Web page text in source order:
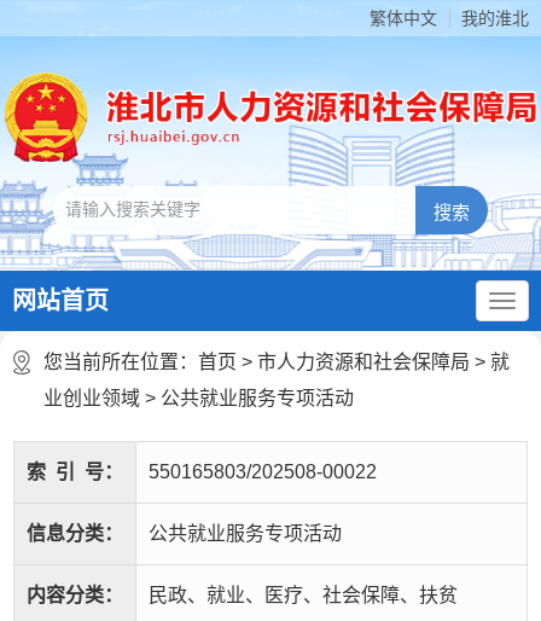
繁体中文 我的淮北
网站首页
您当前所在位置： 首页 > 市人力资源和社会保障局 > 就
业创业领域 > 公共就业服务专项活动
索 引 号： 550165803/202508-00022
信息分类： 公共就业服务专项活动
内容分类： 民政、就业、医疗、社会保障、扶贫